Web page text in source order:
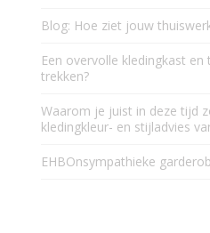
Blog: Hoe ziet jouw
Een overvolle kledingkast
trekken?
Waarom je juist in deze tijd
kledingkleur- en stijladvies
EHBOnsympathieke